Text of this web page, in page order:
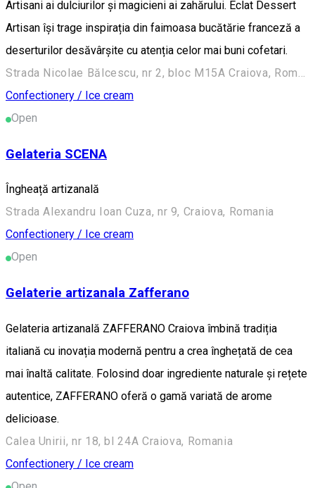
Artisani ai dulciurilor și magicieni ai zahărului. Éclat Dessert
Artisan își trage inspirația din faimoasa bucătărie franceză a
deserturilor desăvârșite cu atenția celor mai buni cofetari.
Strada Nicolae Bălcescu, nr 2, bloc M15A Craiova, Romania
Confectionery / Ice cream
Open
Gelateria SCENA
Îngheață artizanală
Strada Alexandru Ioan Cuza, nr 9, Craiova, Romania
Confectionery / Ice cream
Open
Gelaterie artizanala Zafferano
Gelateria artizanală ZAFFERANO Craiova îmbină tradiția
italiană cu inovația modernă pentru a crea înghețată de cea
mai înaltă calitate. Folosind doar ingrediente naturale și rețete
autentice, ZAFFERANO oferă o gamă variată de arome
delicioase.
Calea Unirii, nr 18, bl 24A Craiova, Romania
Confectionery / Ice cream